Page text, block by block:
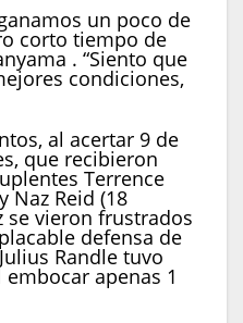
un poco de
corto tiempo de
. “Siento que
condiciones,
al acertar 9 de
que recibieron
Terrence
Naz Reid (18
se vieron frustrados
defensa de
Randle tuvo
apenas 1